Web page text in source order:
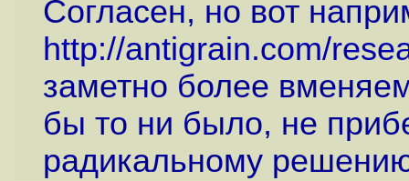
Согласен, но вот
http://antigrain.com/
заметно более
бы то ни было, не
радикальному